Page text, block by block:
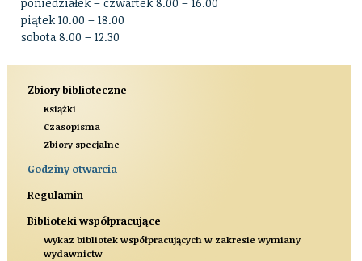
piątek 10.00 – 18.00
sobota 8.00 – 12.30
Zbiory biblioteczne
Książki
Czasopisma
Zbiory specjalne
Godziny otwarcia
Regulamin
Biblioteki współpracujące
Wykaz bibliotek współpracujących w zakresie wymiany
wydawnictw